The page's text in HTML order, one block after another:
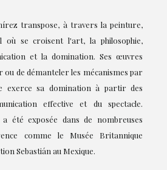
transpose, à travers la peinture,
où se croisent l'art, la philosophie,
et la domination. Ses œuvres
de démanteler les mécanismes par
exerce sa domination à partir des
effective et du spectacle.
été exposée dans de nombreuses
comme le Musée Britannique
Sebastián au Mexique.